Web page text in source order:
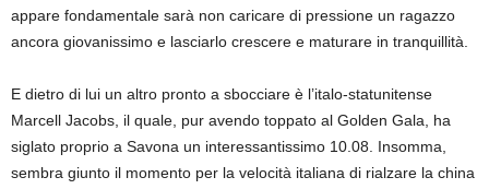
appare fondamentale sarà non caricare di pressione un ragazzo
ancora giovanissimo e lasciarlo crescere e maturare in tranquillità.
E dietro di lui un altro pronto a sbocciare è l’italo-statunitense
Marcell Jacobs, il quale, pur avendo toppato al Golden Gala, ha
siglato proprio a Savona un interessantissimo 10.08. Insomma,
sembra giunto il momento per la velocità italiana di rialzare la china